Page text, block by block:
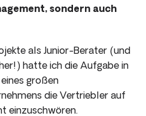
sondern auch
als Junior-Berater (und
hatte ich die Aufgabe in
großen
die Vertriebler auf
einzuschwören.